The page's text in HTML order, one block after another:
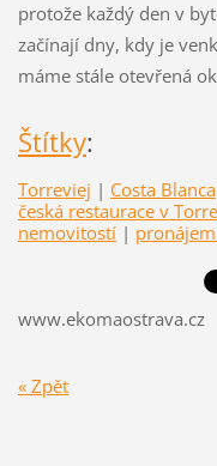
protože každý den v
začínají dny, kdy je
máme stále otevřená
Štítky:
Torreviej | Costa Blanca
česká restaurace v
nemovitostí |
www.ekomaostrava.cz
« Zpět